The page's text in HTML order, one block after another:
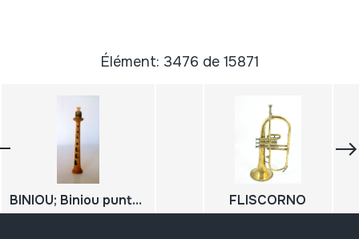
Élément: 3476 de 15871
BINIOU; Biniou punteroa FLISCORNO